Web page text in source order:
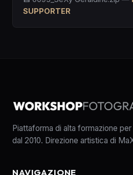
SUPPORTER
Piattaforma di alta formazione
dal 2010. Direzione artistica di
NAVIGAZIONE